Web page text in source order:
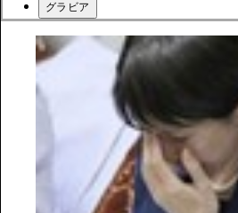
グラビア